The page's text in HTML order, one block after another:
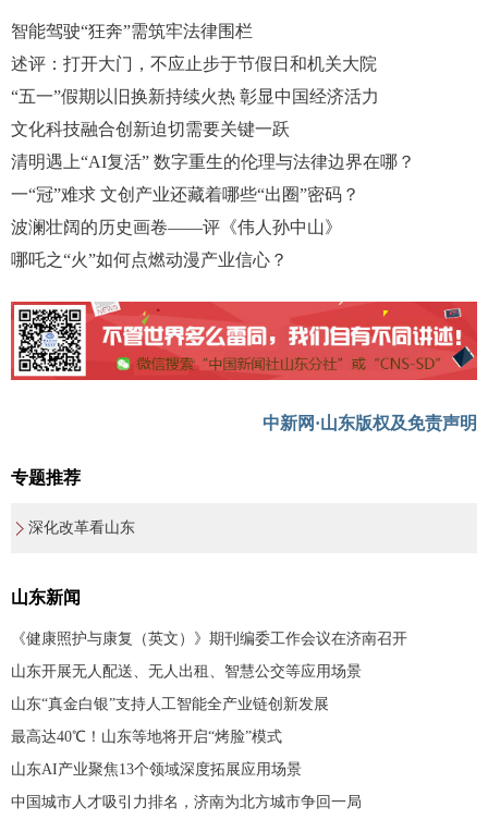
智能驾驶“狂奔”需筑牢法律围栏
述评：打开大门，不应止步于节假日和机关大院
“五一”假期以旧换新持续火热 彰显中国经济活力
文化科技融合创新迫切需要关键一跃
清明遇上“AI复活” 数字重生的伦理与法律边界在哪？
一“冠”难求 文创产业还藏着哪些“出圈”密码？
波澜壮阔的历史画卷——评《伟人孙中山》
哪吒之“火”如何点燃动漫产业信心？
中新网·山东版权及免责声明
专题推荐
深化改革看山东
山东新闻
《健康照护与康复（英文）》期刊编委工作会议在济南召开
山东开展无人配送、无人出租、智慧公交等应用场景
山东“真金白银”支持人工智能全产业链创新发展
最高达40℃！山东等地将开启“烤脸”模式
山东AI产业聚焦13个领域深度拓展应用场景
中国城市人才吸引力排名，济南为北方城市争回一局